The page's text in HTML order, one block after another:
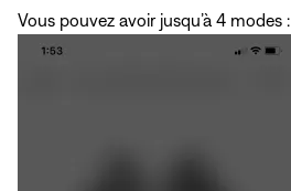
Vous pouvez avoir jusqu’à 4 modes :